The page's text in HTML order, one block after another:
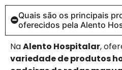
Quais são os principais
oferecidos pela Alento
NaAlento Hospitalar,
variedade de produtos